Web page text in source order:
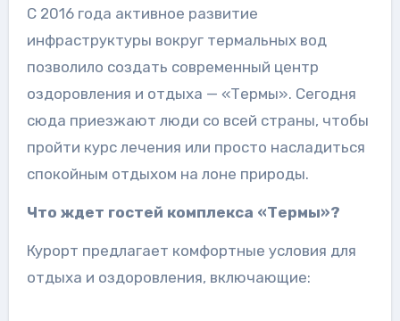
С 2016 года активное развитие
инфраструктуры вокруг термальных вод
позволило создать современный центр
оздоровления и отдыха — «Термы». Сегодня
сюда приезжают люди со всей страны, чтобы
пройти курс лечения или просто насладиться
спокойным отдыхом на лоне природы.
Что ждет гостей комплекса «Термы»?
Курорт предлагает комфортные условия для
отдыха и оздоровления, включающие: